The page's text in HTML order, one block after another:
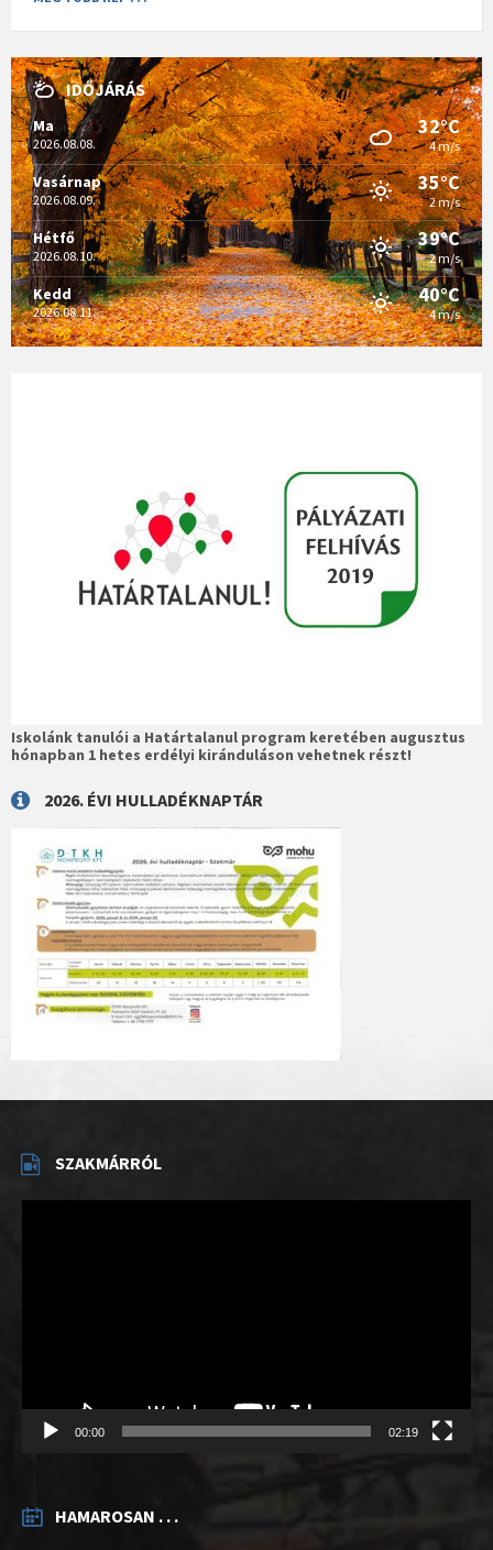
IDŐJÁRÁS
Ma
2026.08.08.
32°C
4 m/s
Vasárnap
2026.08.09.
35°C
2 m/s
Hétfő
2026.08.10.
39°C
2 m/s
Kedd
2026.08.11.
40°C
4 m/s
Iskolánk tanulói a Határtalanul program keretében augusztus
hónapban 1 hetes erdélyi kiránduláson vehetnek részt!
2026. ÉVI HULLADÉKNAPTÁR
SZAKMÁRRÓL
00:00 02:19
HAMAROSAN . . .